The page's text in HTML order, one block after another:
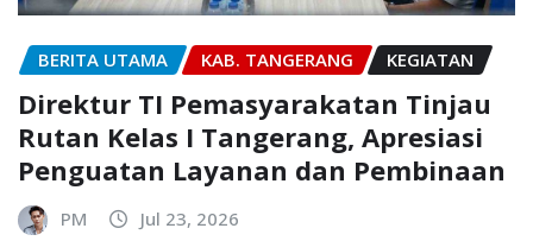
BERITA UTAMA KAB. TANGERANG KEGIATAN
Direktur TI Pemasyarakatan Tinjau
Rutan Kelas I Tangerang, Apresiasi
Penguatan Layanan dan Pembinaan
PM Jul 23, 2026